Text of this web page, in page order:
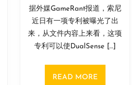
型
触
摸
利：
连
27
日
据外媒GameRant报道，索尼
近日有一项专利被曝光了出
来，从文件内容上来看，这项
专利可以使DualSense […]
READ MOREREAD